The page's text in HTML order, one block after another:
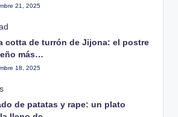
21, 2025
cotta de turrón de Jijona: el postre
más…
18, 2025
de patatas y rape: un plato